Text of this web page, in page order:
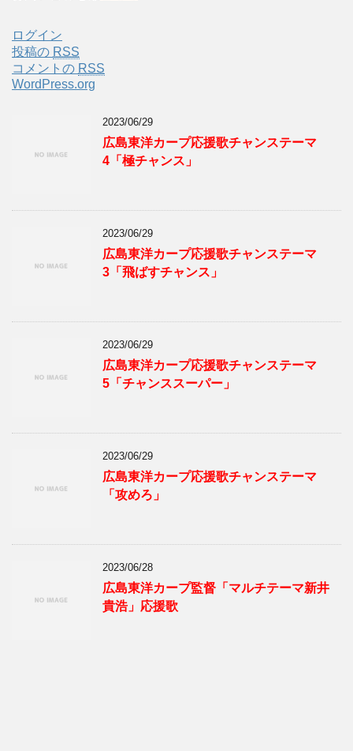
ログイン
投稿の RSS
コメントの RSS
WordPress.org
2023/06/29
広島東洋カープ応援歌チャンステーマ
4「極チャンス」
2023/06/29
広島東洋カープ応援歌チャンステーマ
3「飛ばすチャンス」
2023/06/29
広島東洋カープ応援歌チャンステーマ
5「チャンススーパー」
2023/06/29
広島東洋カープ応援歌チャンステーマ
「攻めろ」
2023/06/28
広島東洋カープ監督「マルチテーマ新井
貴浩」応援歌